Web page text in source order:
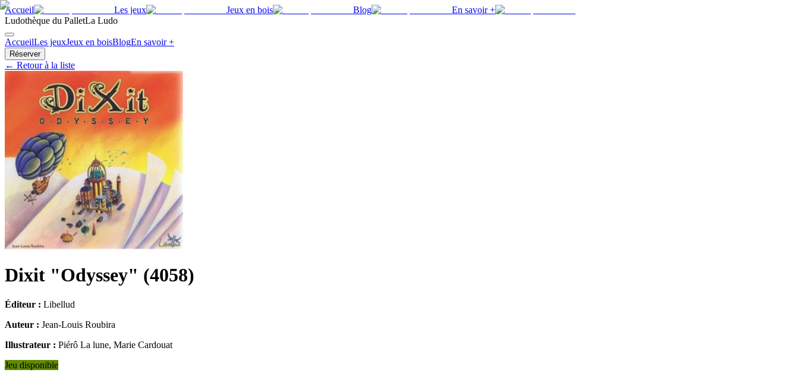
Accueil Les jeux Jeux en bois Blog
En savoir +
Ludothèque du PalletLa Ludo
AccueilLes jeuxJeux en boisBlogEn savoir +
Réserver
← Retour à la liste
Dixit "Odyssey" (4058)
Éditeur : Libellud
Auteur : Jean-Louis Roubira
Illustrateur : Piérô La lune, Marie Cardouat
Jeu disponible